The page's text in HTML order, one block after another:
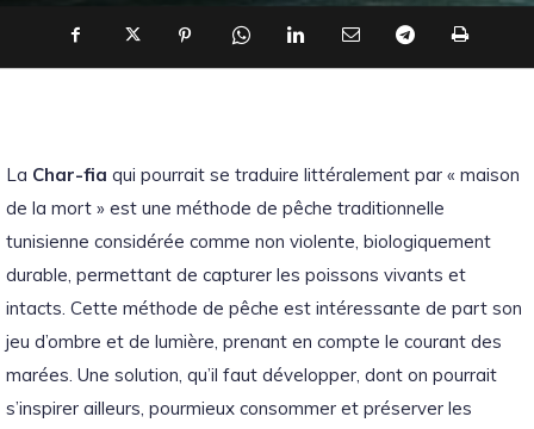
La Char-fia qui pourrait se traduire littéralement par « maison
de la mort » est une méthode de pêche traditionnelle
tunisienne considérée comme non violente, biologiquement
durable, permettant de capturer les poissons vivants et
intacts. Cette méthode de pêche est intéressante de part son
jeu d’ombre et de lumière, prenant en compte le courant des
marées. Une solution, qu’il faut développer, dont on pourrait
s’inspirer ailleurs, pourmieux consommer et préserver les